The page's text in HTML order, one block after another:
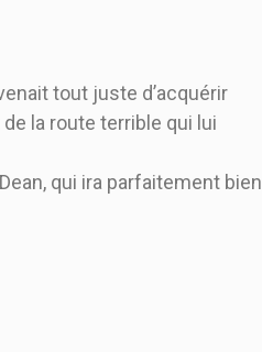
tout juste d’acquérir
la route terrible qui lui
qui ira parfaitement bien